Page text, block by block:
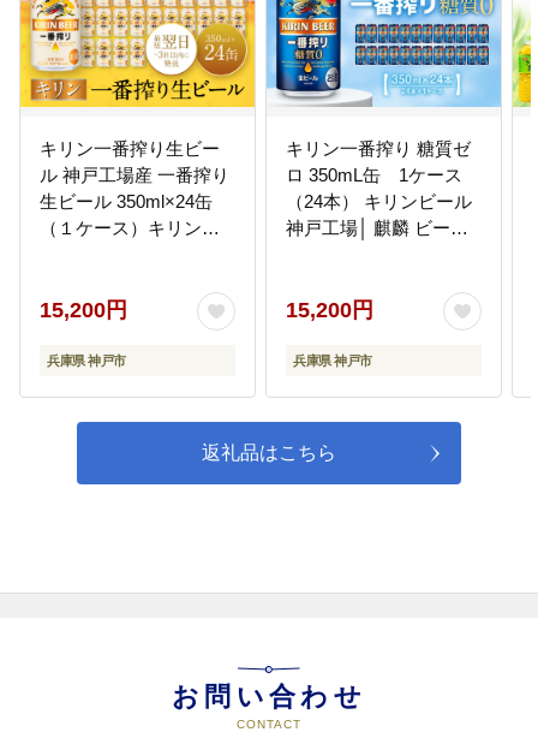
キリン一番搾り生ビー
ル 神戸工場産 一番搾り
生ビール 350ml×24缶
（１ケース）キリンビ
ビール 缶 家飲み 宅飲み
晩酌 ケース BBQ バー
ベキュー イベント
15,200円
兵庫県 神戸市
キリン一番搾り 糖質ゼ
ロ 350mL缶 1ケース
（24本） キリンビール
神戸工場│ 麒麟 ビール
母の日 父の日 敬老の日
15,200円
兵庫県 神戸市
返礼品はこちら
お問い合わせ
CONTACT